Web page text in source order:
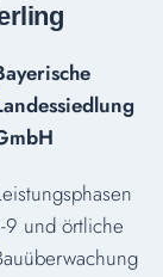
9 und örtliche